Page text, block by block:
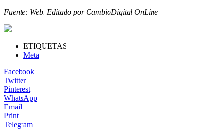
Fuente: Web. Editado por CambioDigital OnLine
ETIQUETAS
Meta
Facebook
Twitter
Pinterest
WhatsApp
Email
Print
Telegram